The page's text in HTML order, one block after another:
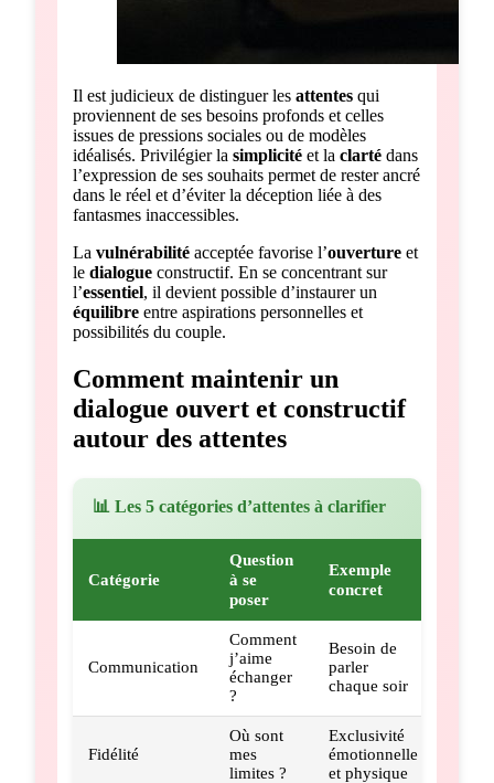
Il est judicieux de distinguer les attentes qui
proviennent de ses besoins profonds et celles
issues de pressions sociales ou de modèles
idéalisés. Privilégier la simplicité et la clarté dans
l’expression de ses souhaits permet de rester ancré
dans le réel et d’éviter la déception liée à des
fantasmes inaccessibles.
La vulnérabilité acceptée favorise l’ouverture et
le dialogue constructif. En se concentrant sur
l’essentiel, il devient possible d’instaurer un
équilibre entre aspirations personnelles et
possibilités du couple.
Comment maintenir un
dialogue ouvert et constructif
autour des attentes
📊 Les 5 catégories d’attentes à clarifier
Catégorie
Question
à se
poser
Exemple
concret
Communication
Comment
j’aime
échanger
?
Besoin de
parler
chaque soir
Fidélité
Où sont
mes
limites ?
Exclusivité
émotionnelle
et physique